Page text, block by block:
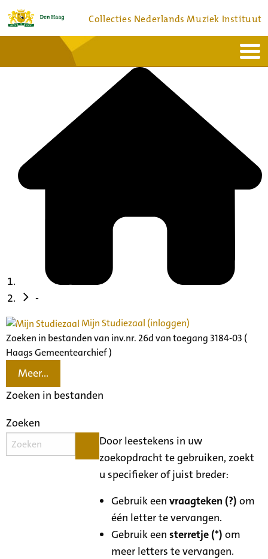
Collecties Nederlands Muziek Instituut
Bronnen en collecties
-
Mijn Studiezaal (inloggen)
Zoeken in bestanden van inv.nr. 26d van toegang 3184-03 (
Haags Gemeentearchief )
Meer...
Zoeken in bestanden
Zoeken
Door leestekens in uw
zoekopdracht te gebruiken, zoekt
u specifieker of juist breder:
Gebruik eenvraagteken (?) om
één letter te vervangen.
Gebruik eensterretje (*) om
meer letters te vervangen.